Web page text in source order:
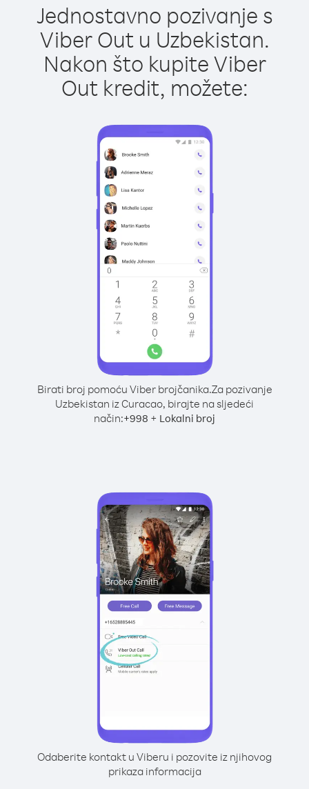
Jednostavno pozivanje s
Viber Out u Uzbekistan.
Nakon što kupite Viber
Out kredit, možete:
Birati broj pomoću Viber brojčanika.Za pozivanje
Uzbekistan iz Curacao, birajte na sljedeći
način:+998 + Lokalni broj
Odaberite kontakt u Viberu i pozovite iz njihovog
prikaza informacija